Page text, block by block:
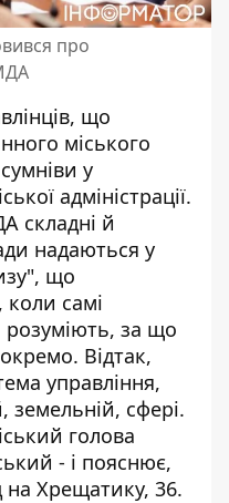
про
що
міського
у
адміністрації.
складні й
надаються у
, що
коли самі
розуміють, за що
Відтак,
управління,
земельній, сфері.
голова
- і пояснює,
на Хрещатику, 36.